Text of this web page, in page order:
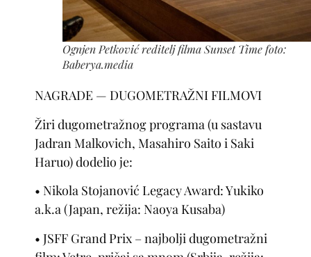
Ognjen Petković reditelj filma Sunset Time foto:
Baberya.media
NAGRADE — DUGOMETRAŽNI FILMOVI
Žiri dugometražnog programa (u sastavu
Jadran Malkovich, Masahiro Saito i Saki
Haruo) dodelio je:
• Nikola Stojanović Legacy Award: Yukiko
a.k.a (Japan, režija: Naoya Kusaba)
• JSFF Grand Prix – najbolji dugometražni